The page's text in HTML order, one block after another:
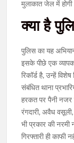
मुलाकात जेल में
क्या है
पुलिस का यह
इसके पीछे एक
रिकॉर्ड है, उन्हें
संबंधित थाना
हरकत पर पैनी नजर
रंगदारी, अवैध
भी प्रकार की नरमी
गिरफ्तारी ही काफी